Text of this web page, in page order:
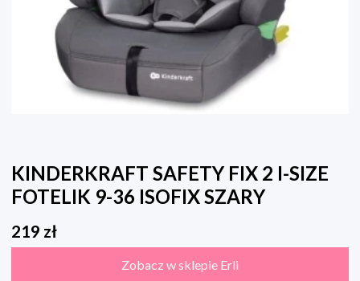
KINDERKRAFT SAFETY FIX 2 I-SIZE
FOTELIK 9-36 ISOFIX SZARY
219 zł
Zobacz w sklepie Erli